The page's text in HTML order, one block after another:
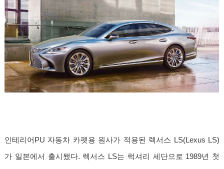
인테리어PU 자동차 카펫용 원사가 적용된 렉서스 LS(Lexus LS)
가 일본에서 출시됐다. 렉서스 LS는 럭셔리 세단으로 1989년 첫